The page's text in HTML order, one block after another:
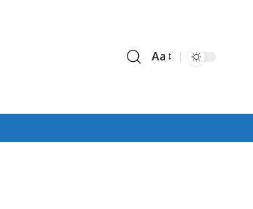
Font
Aa